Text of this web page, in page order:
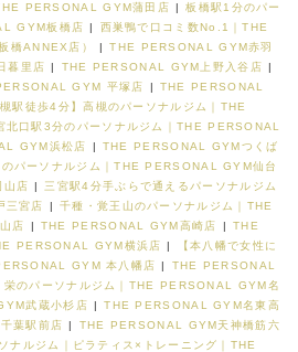
PERSONAL GYM蒲田店 |
板橋駅1分のパー
GYM板橋店 |
西巣鴨で口コミ数No.1｜THE
橋ANNEX店）
|
THE PERSONAL GYM赤羽
暮里店 | THE PERSONAL GYM上野入谷店 |
GYM 平塚店
|
THE PERSONAL
槻駅徒歩4分】高槻のパーソナルジム｜THE
北口駅3分のパーソナルジム｜THE PERSONAL
GYM浜松店 |
THE PERSONAL GYMつくば
のパーソナルジム｜THE PERSONAL GYM仙台
店 |
三宮駅4分手ぶらで通えるパーソナルジム
三宮店
|
千種・覚王山のパーソナルジム｜THE
店
| THE PERSONAL GYM高崎店 |
THE
PERSONAL GYM横浜店 |
【本八幡で女性に
GYM 本八幡店 |
THE PERSONAL
栄のパーソナルジム｜THE PERSONAL GYM名
武蔵小杉店 |
THE PERSONAL GYM名東高
葉駅前店 |
THE PERSONAL GYM天神橋筋六
ナルジム｜ピラティス×トレーニング｜THE